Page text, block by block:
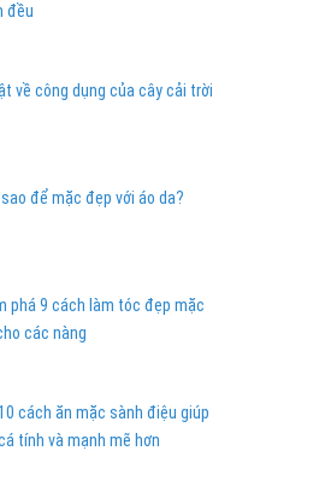
đều
về công dụng của cây cải trời
sao để mặc đẹp với áo da?
phá 9 cách làm tóc đẹp mặc
các nàng
cách ăn mặc sành điệu giúp
tính và mạnh mẽ hơn